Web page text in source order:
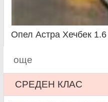
Опел Астра Хечбек
още
СРЕДЕН КЛАС